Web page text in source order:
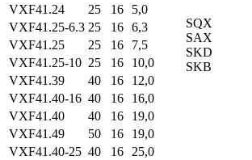
SQX
SAX
SKD
SKB
VXF41.24
25 16
5,0
VXF41.25-6.3 25 16 6,3
VXF41.25
25 16
7,5
VXF41.25-10 25 16
10,0
VXF41.39
40 16
12,0
VXF41.40-16 40 16
16,0
VXF41.40
40 16
19,0
VXF41.49
50 16
19,0
VXF41.40-25 40 16
25,0